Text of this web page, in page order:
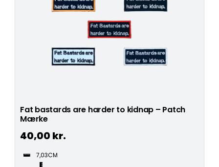
Fat bastards are harder to kidnap – Patch
Mærke
40,00 kr.
7,03CM